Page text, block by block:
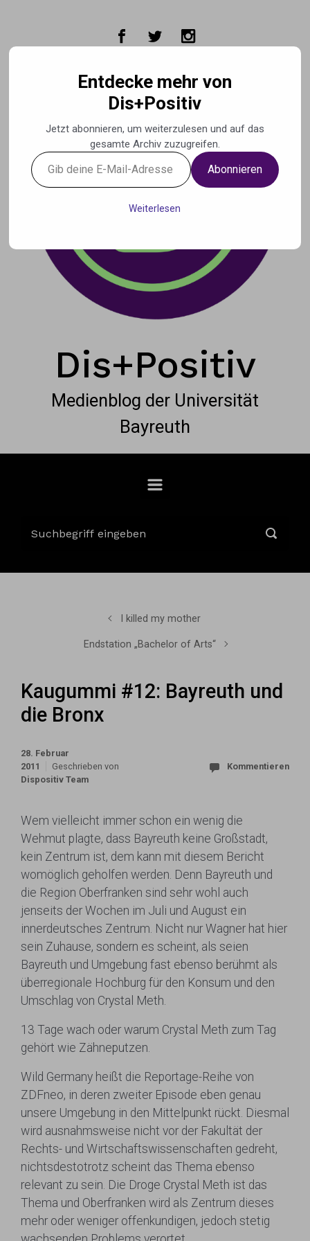
Dis+Positiv
Medienblog der Universität
Bayreuth
I killed my mother
Endstation „Bachelor of Arts“
Kaugummi #12: Bayreuth und
die Bronx
28. Februar
2011
Geschrieben von
Dispositiv Team
Kommentieren
Wem vielleicht immer schon ein wenig die
Wehmut plagte, dass Bayreuth keine Großstadt,
kein Zentrum ist, dem kann mit diesem Bericht
womöglich geholfen werden. Denn Bayreuth und
die Region Oberfranken sind sehr wohl auch
jenseits der Wochen im Juli und August ein
innerdeutsches Zentrum. Nicht nur Wagner hat hier
sein Zuhause, sondern es scheint, als seien
Bayreuth und Umgebung fast ebenso berühmt als
überregionale Hochburg für den Konsum und den
Umschlag von Crystal Meth.
13 Tage wach oder warum Crystal Meth zum Tag
gehört wie Zähneputzen.
Wild Germany heißt die Reportage-Reihe von
ZDFneo, in deren zweiter Episode eben genau
unsere Umgebung in den Mittelpunkt rückt. Diesmal
wird ausnahmsweise nicht vor der Fakultät der
Rechts- und Wirtschaftswissenschaften gedreht,
nichtsdestotrotz scheint das Thema ebenso
relevant zu sein. Die Droge Crystal Meth ist das
Thema und Oberfranken wird als Zentrum dieses
mehr oder weniger offenkundigen, jedoch stetig
Entdecke mehr von
Dis+Positiv
Jetzt abonnieren, um weiterzulesen und auf das
gesamte Archiv zuzugreifen.
Gib
deine
Abonnieren
Weiterlesen